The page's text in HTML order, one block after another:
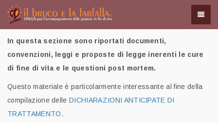
In questa sezione sono riportati documenti,
convenzioni, leggi e proposte di legge inerenti le cure
di fine di vita e le questioni post mortem.
Questo materiale è particolarmente interessante al fine della
compilazione delleDICHIARAZIONI ANTICIPATE DI
TRATTAMENTO.